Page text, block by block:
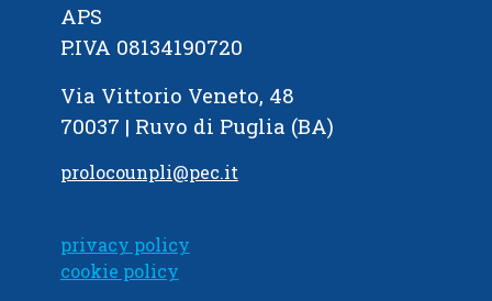
APS
P.IVA 08134190720
Via Vittorio Veneto, 48
70037 | Ruvo di Puglia (BA)
prolocounpli@pec.it
privacy policy
cookie policy